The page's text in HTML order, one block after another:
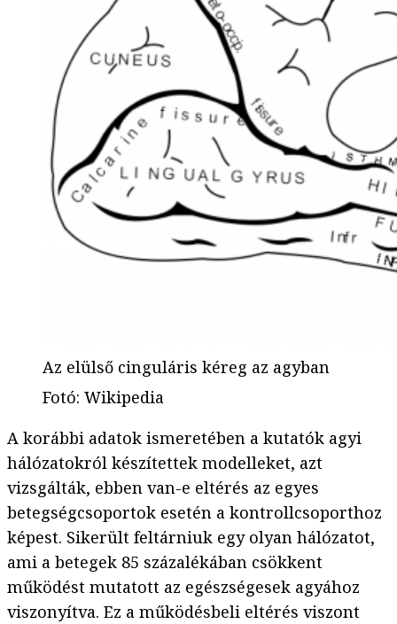
Az elülső cinguláris kéreg az agyban
Fotó: Wikipedia
A korábbi adatok ismeretében a kutatók agyi
hálózatokról készítettek modelleket, azt
vizsgálták, ebben van-e eltérés az egyes
betegségcsoportok esetén a kontrollcsoporthoz
képest. Sikerült feltárniuk egy olyan hálózatot,
ami a betegek 85 százalékában csökkent
működést mutatott az egészségesek agyához
viszonyítva. Ez a működésbeli eltérés viszont